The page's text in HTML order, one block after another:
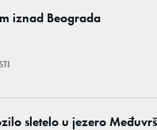
iznad Beograda
sletelo u jezero